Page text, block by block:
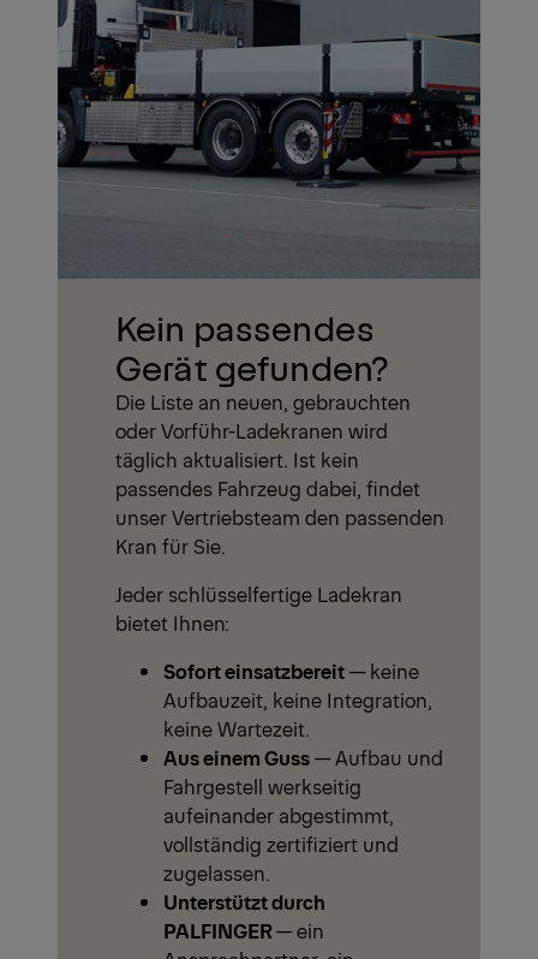
Kein passendes
Gerät gefunden?
Die Liste an neuen, gebrauchten
oder Vorführ-Ladekranen wird
täglich aktualisiert. Ist kein
passendes Fahrzeug dabei, findet
unser Vertriebsteam den passenden
Kran für Sie.
Jeder schlüsselfertige Ladekran
bietet Ihnen:
Sofort einsatzbereit— keine
Aufbauzeit, keine Integration,
keine Wartezeit.
Aus einem Guss— Aufbau und
Fahrgestell werkseitig
aufeinander abgestimmt,
vollständig zertifiziert und
zugelassen.
Unterstützt durch
PALFINGER— ein